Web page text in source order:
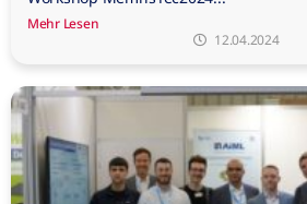
Mehr Lesen
12.04.2024